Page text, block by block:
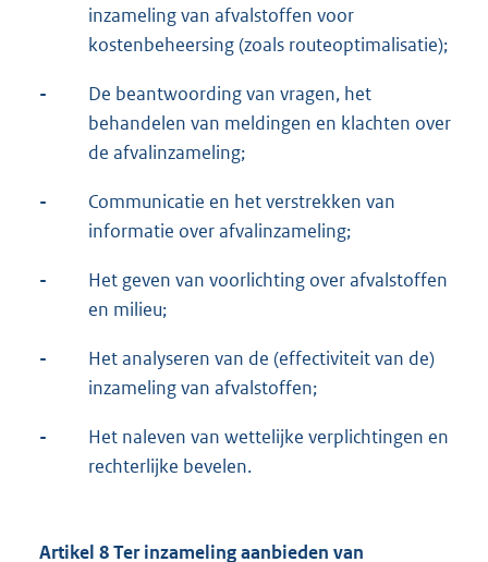
inzameling van afvalstoffen voor
kostenbeheersing (zoals routeoptimalisatie);
-
De beantwoording van vragen, het
behandelen van meldingen en klachten over
de afvalinzameling;
-
Communicatie en het verstrekken van
informatie over afvalinzameling;
-
Het geven van voorlichting over afvalstoffen
en milieu;
-
Het analyseren van de (effectiviteit van de)
inzameling van afvalstoffen;
-
Het naleven van wettelijke verplichtingen en
rechterlijke bevelen.
Artikel 8 Ter inzameling aanbieden van